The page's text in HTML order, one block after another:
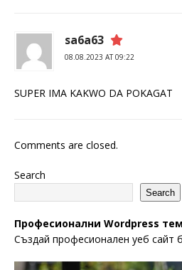
sa6a63
08.08.2023 AT 09:22
SUPER IMA KAKWO DA POKAGAT
Comments are closed.
Search
Search
Професионални Wordpress
Създай професионален уеб сайт